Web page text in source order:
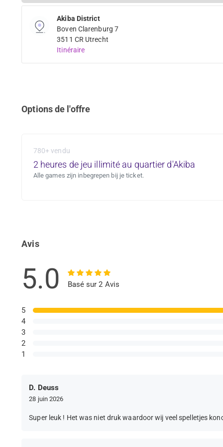
Akiba District
Boven Clarenburg 7
3511 CR Utrecht
Itinéraire
Options de l'offre
780+ vendu
2 heures de jeu illimité au quartier d'Akiba
Alle games zijn inbegrepen bij je ticket.
Avis
5.0 Basé sur 2 Avis
5
4
3
2
1
D. Deuss
28 juin 2026
Super leuk ! Het was niet druk waardoor wij veel spelletjes